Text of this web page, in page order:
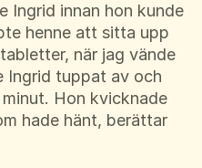
Ingrid innan hon kunde
henne att sitta upp
när jag vände
Ingrid tuppat av och
Hon kvicknade
hade hänt, berättar